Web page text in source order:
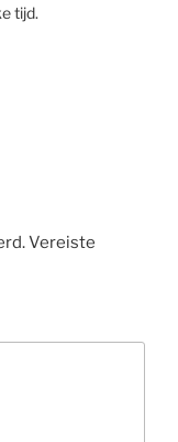
tijd.
Vereiste